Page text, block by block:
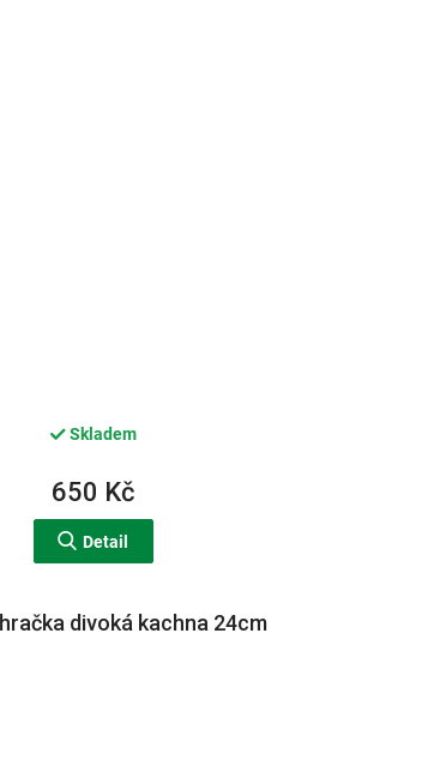
Skladem
650 Kč
Detail
divoká kachna 24cm